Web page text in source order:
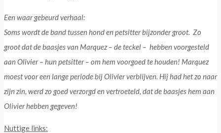
Een waar gebeurd verhaal:
Soms wordt de band tussen hond en petsitter bijzonder groot. Zo
groot dat de baasjes van Marquez – de teckel – hebben voorgesteld
aan Olivier – hun petsitter – om hem voorgoed te houden! Marquez
moest voor een lange periode bij Olivier verblijven. Hij had het zo naar
zijn zin, werd zo goed verzorgd en vertroeteld, dat de baasjes hem aan
Olivier hebben gegeven!
Nuttige links: